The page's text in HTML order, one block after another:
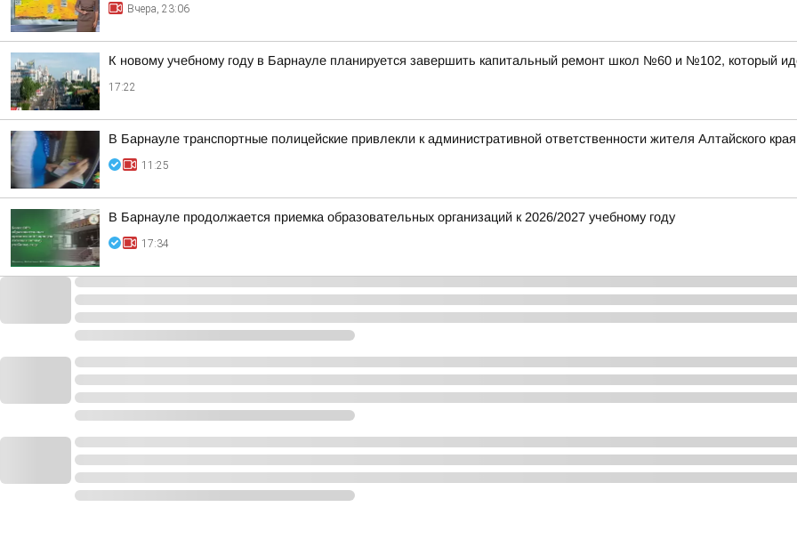
Вчера, 23:06
К новому учебному году в Барнауле планируется завершить капитальный ремонт школ №60 и №102, который
17:22
В Барнауле транспортные полицейские привлекли к административной ответственности жителя Алтайского
11:25
В Барнауле продолжается приемка образовательных организаций к 2026/2027 учебному году
17:34